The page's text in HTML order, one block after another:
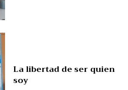
La libertad de ser quien
soy